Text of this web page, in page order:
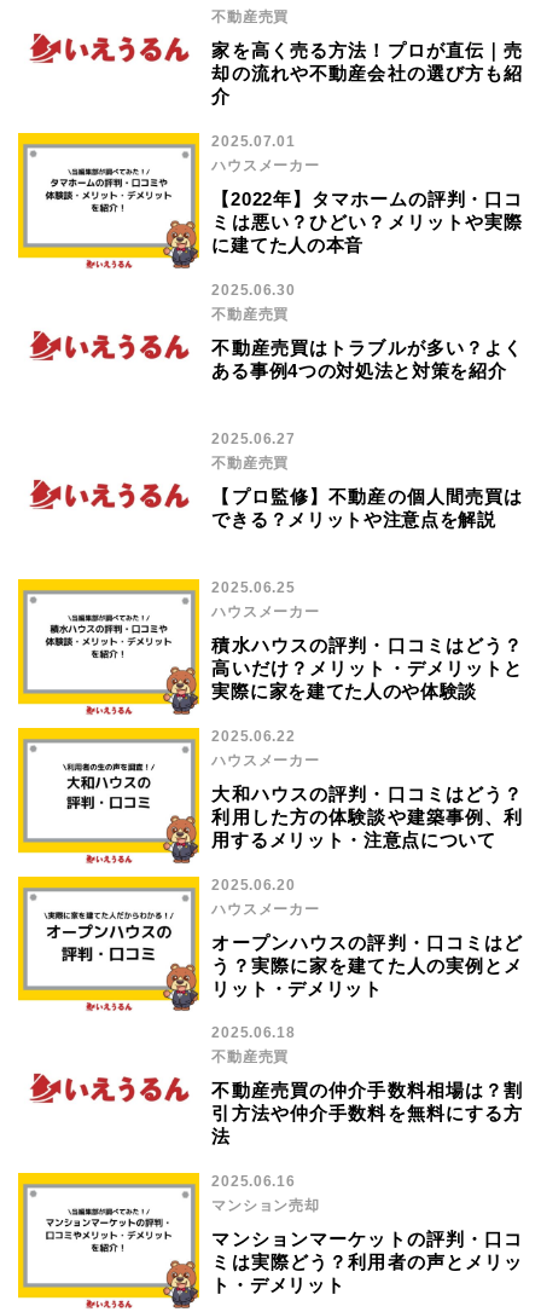
家を高く売る方法！プロが直伝｜売
却の流れや不動産会社の選び方も紹
介
不動産売買
【2022年】タマホームの評判・口コ
ミは悪い？ひどい？メリットや実際
に建てた人の本音
2025.07.01
ハウスメーカー
不動産売買はトラブルが多い？よく
ある事例4つの対処法と対策を紹介
2025.06.30
不動産売買
【プロ監修】不動産の個人間売買は
できる？メリットや注意点を解説
2025.06.27
不動産売買
積水ハウスの評判・口コミはどう？
高いだけ？メリット・デメリットと
実際に家を建てた人のや体験談
2025.06.25
ハウスメーカー
大和ハウスの評判・口コミはどう？
利用した方の体験談や建築事例、利
用するメリット・注意点について
2025.06.22
ハウスメーカー
オープンハウスの評判・口コミはど
う？実際に家を建てた人の実例とメ
リット・デメリット
2025.06.20
ハウスメーカー
不動産売買の仲介手数料相場は？割
引方法や仲介手数料を無料にする方
法
2025.06.18
不動産売買
マンションマーケットの評判・口コ
ミは実際どう？利用者の声とメリッ
ト・デメリット
2025.06.16
マンション売却